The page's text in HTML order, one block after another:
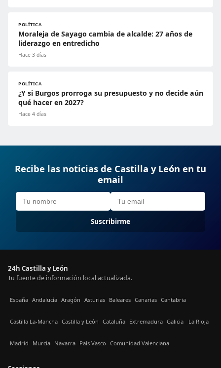
POLÍTICA
Moraleja de Sayago cambia de alcalde: 27 años de
liderazgo en entredicho
Hace 3 días
POLÍTICA
¿Y si Burgos prorroga su presupuesto y no decide aún
qué hacer en 2027?
Hace 4 días
Recibe las noticias de Castilla y León en tu
email
Suscribirme
24h Castilla y León
Tu fuente de información local actualizada.
España Andalucía Aragón Asturias Baleares Canarias Cantabria
Castilla La-Mancha Castilla y León Cataluña Extremadura Galicia La Rioja
Madrid Murcia Navarra País Vasco Comunidad Valenciana